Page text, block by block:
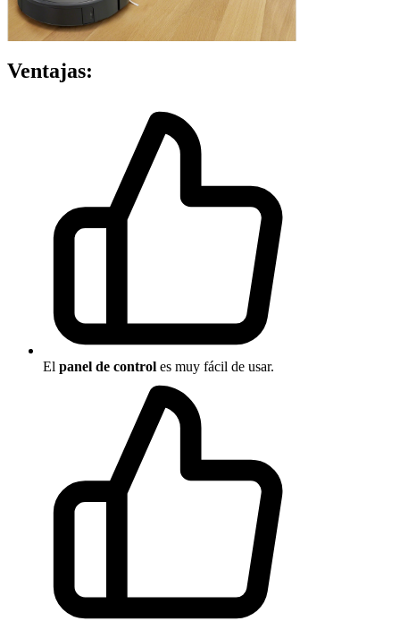
Ventajas:
El panel de control es muy fácil de usar.